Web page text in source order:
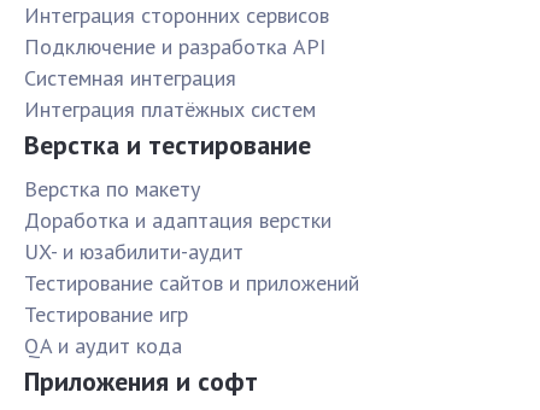
Интеграция сторонних сервисов
Подключение и разработка API
Системная интеграция
Интеграция платёжных систем
Верстка и тестирование
Верстка по макету
Доработка и адаптация верстки
UX- и юзабилити-аудит
Тестирование сайтов и приложений
Тестирование игр
QA и аудит кода
Приложения и софт